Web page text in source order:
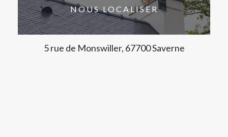
NOUS LOCALISER
5 rue de Monswiller, 67700 Saverne